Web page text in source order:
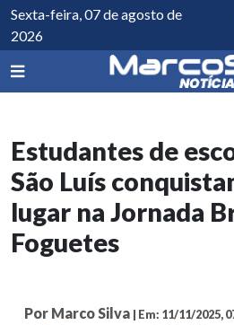
Sexta-feira, 07 de agosto de
2026
Estudantes de
São Luís
lugar na Jornada
Foguetes
Por Marco Silva | Em: 11/11/2025,